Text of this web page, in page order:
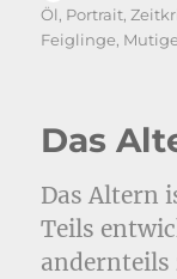
Öl, Portrait,
Feiglinge, Mutige
Das
Das Altern
Teils
andernteils